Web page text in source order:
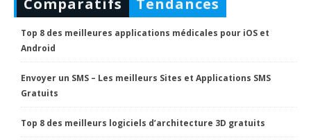
Comparatifs Tendances
Top 8 des meilleures applications médicales pour iOS et
Android
Envoyer un SMS – Les meilleurs Sites et Applications SMS
Gratuits
Top 8 des meilleurs logiciels d’architecture 3D gratuits